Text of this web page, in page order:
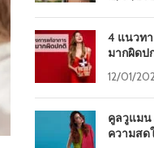
4 แนวท
มากผิดป
12/01/
คูลวูแมน
ความสด